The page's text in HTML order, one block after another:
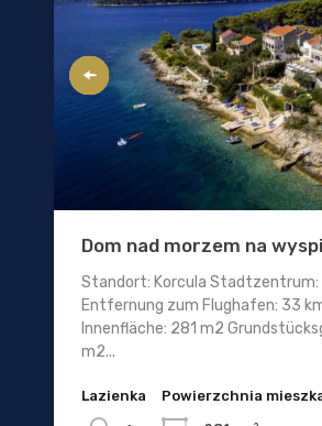
Dom nad morzem na
Standort: Korcula Stadtzentrum:
Entfernung zum Flughafen: 33
Innenfläche: 281 m2
m2...
Lazienka Powierzchnia